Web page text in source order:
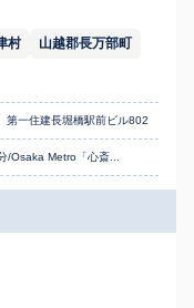
村
山越郡長万部町
一住建長堀橋駅前ビル802
/Osaka Metro「心斎...